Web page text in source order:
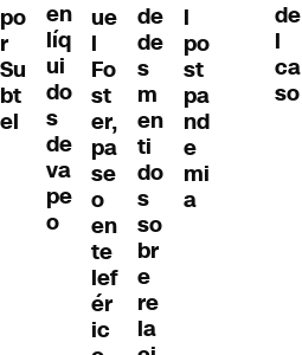
po
r
Su
bt
el
en
líq
ui
do
s
de
va
pe
o
ue
l
Fo
st
er,
pa
se
o
en
te
lef
ér
ic
de
de
s
m
en
ti
do
s
so
br
e
re
la
l
po
st
pa
nd
e
mi
a
de
l
ca
so